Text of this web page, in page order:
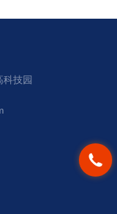
科技园